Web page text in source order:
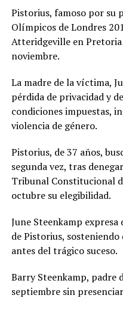
Pistorius, famoso por su
Olímpicos de Londres
Atteridgeville en Pretoria
noviembre.
La madre de la víctima,
pérdida de privacidad y
condiciones impuestas,
violencia de género.
Pistorius, de 37 años,
segunda vez, tras
Tribunal Constitucional
octubre su elegibilidad.
June Steenkamp
de Pistorius,
antes del trágico suceso.
Barry Steenkamp, padre
septiembre sin